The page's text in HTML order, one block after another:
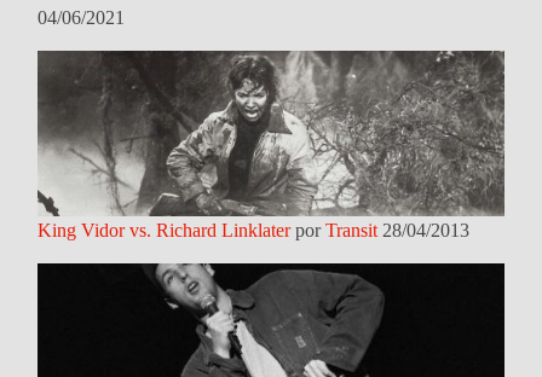
04/06/2021
King Vidor vs. Richard LinklaterporTransit 28/04/2013